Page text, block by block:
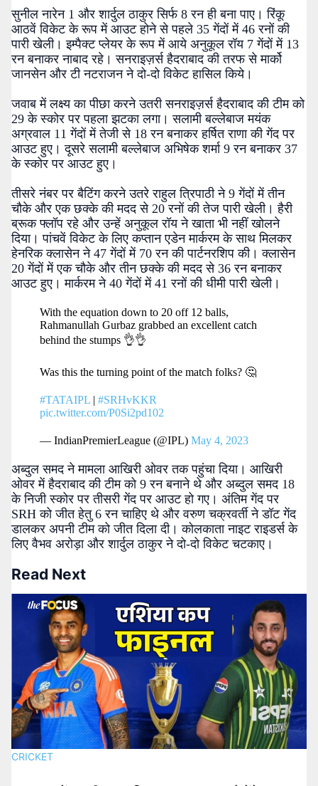
सुनील नारेन 1 और शार्दुल ठाकुर सिर्फ 8 रन ही बना पाए। रिंकू
आठवें विकेट के रूप में आउट होने से पहले 35 गेंदों में 46 रनों की
पारी खेली। इम्पैक्ट प्लेयर के रूप में आये अनुकूल रॉय 7 गेंदों में 13
रन बनाकर नाबाद रहे। सनराइज़र्स हैदराबाद की तरफ से मार्को
जानसेन और टी नटराजन ने दो-दो विकेट हासिल किये।
जवाब में लक्ष्य का पीछा करने उतरी सनराइज़र्स हैदराबाद की टीम को
29 के स्कोर पर पहला झटका लगा। सलामी बल्लेबाज मयंक
अग्रवाल 11 गेंदों में तेजी से 18 रन बनाकर हर्षित राणा की गेंद पर
आउट हुए। दूसरे सलामी बल्लेबाज अभिषेक शर्मा 9 रन बनाकर 37
के स्कोर पर आउट हुए।
तीसरे नंबर पर बैटिंग करने उतरे राहुल त्रिपाठी ने 9 गेंदों में तीन
चौके और एक छक्के की मदद से 20 रनों की तेज पारी खेली। हैरी
ब्रूक फ्लॉप रहे और उन्हें अनुकूल रॉय ने खाता भी नहीं खोलने
दिया। पांचवें विकेट के लिए कप्तान एडेन मार्करम के साथ मिलकर
हेनरिक क्लासेन ने 47 गेंदों में 70 रन की पार्टनरशिप की। क्लासेन
20 गेंदों में एक चौके और तीन छक्के की मदद से 36 रन बनाकर
आउट हुए। मार्करम ने 40 गेंदों में 41 रनों की धीमी पारी खेली।
With the equation down to 20 off 12 balls,
Rahmanullah Gurbaz grabbed an excellent catch
behind the stumps 👌👌
Was this the turning point of the match folks? 🤔
#TATAIPL | #SRHvKKR
pic.twitter.com/P0Si2pd102
— IndianPremierLeague (@IPL) May 4, 2023
अब्दुल समद ने मामला आखिरी ओवर तक पहुंचा दिया। आखिरी
ओवर में हैदराबाद की टीम को 9 रन बनाने थे और अब्दुल समद 18
के निजी स्कोर पर तीसरी गेंद पर आउट हो गए। अंतिम गेंद पर
SRH को जीत हेतु 6 रन चाहिए थे और वरुण चक्रवर्ती ने डॉट गेंद
डालकर अपनी टीम को जीत दिला दी। कोलकाता नाइट राइडर्स के
लिए वैभव अरोड़ा और शार्दुल ठाकुर ने दो-दो विकेट चटकाए।
Read Next
CRICKET